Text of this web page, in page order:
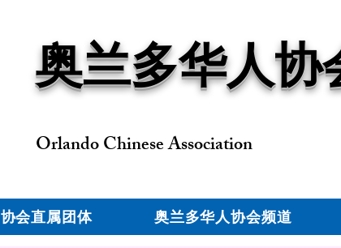
奥兰多华人协
Orlando Chinese Association
协会直属团体 奥兰多华人协会频道